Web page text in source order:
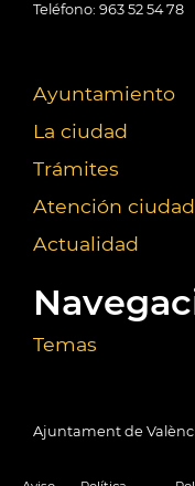
Teléfono: 963 52 54 78
Ayuntamiento
La ciudad
Trámites
Atención
Actualidad
Temas
Ajuntament de